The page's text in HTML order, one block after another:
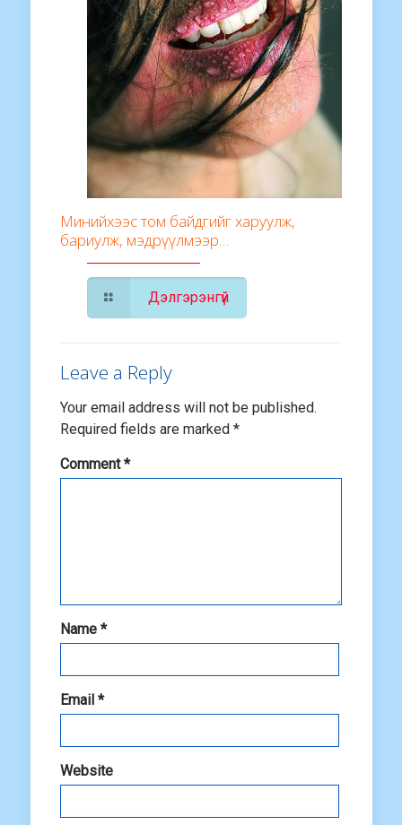
Минийхээс том байдгийг харуулж,
бариулж, мэдрүүлмээр…
Дэлгэрэнгүй
Leave a Reply
Your email address will not be published.
Required fields are marked *
Comment*
Name *
Email *
Website